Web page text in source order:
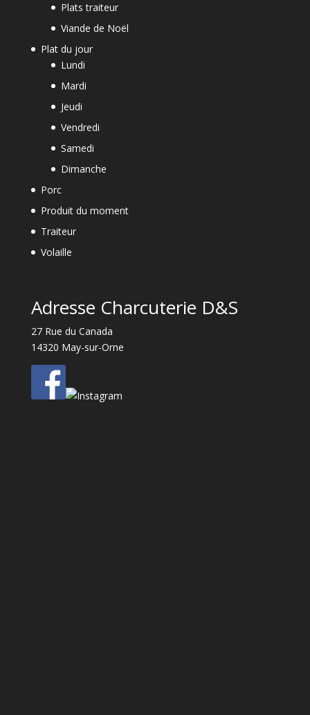
Plats traiteur
Viande de Noël
Plat du jour
Lundi
Mardi
Jeudi
Vendredi
Samedi
Dimanche
Porc
Produit du moment
Traiteur
Volaille
Adresse Charcuterie D&S
27 Rue du Canada
14320 May-sur-Orne